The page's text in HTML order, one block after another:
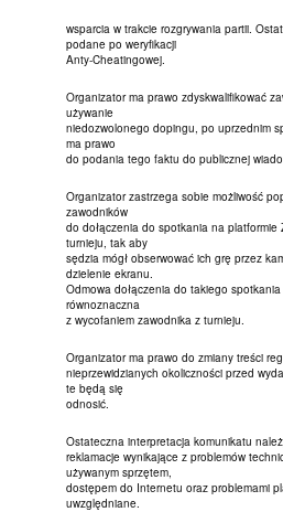
wsparcia w trakcie rozgrywania partii.
podane po weryfikacji
Anty-Cheatingowej.
Organizator ma prawo zdyskwalifikować
używanie
niedozwolonego dopingu, po uprzednim
ma prawo
do podania tego faktu do publicznej
Organizator zastrzega sobie możliwość
zawodników
do dołączenia do spotkania na platformie
turnieju, tak aby
sędzia mógł obserwować ich grę przez
dzielenie ekranu.
Odmowa dołączenia do takiego
równoznaczna
z wycofaniem zawodnika z turnieju.
Organizator ma prawo do zmiany treści
nieprzewidzianych okoliczności przed
te będą się
odnosić.
Ostateczna interpretacja komunikatu
reklamacje wynikające z problemów
używanym sprzętem,
dostępem do Internetu oraz problemami
uwzględniane.